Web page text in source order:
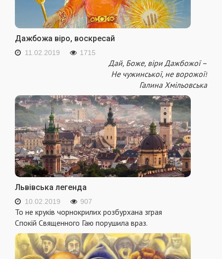
Дажбожа віро, воскресай
11.02.2019 1715
Дай, Боже, віри Дажбожої –
Не чужинської, не ворожої!
Галина Хмільовська
Львівська легенда
10.02.2019 907
То не круків чорнокрилих розбурхана зграя
Спокій Священного Гаю порушила враз.